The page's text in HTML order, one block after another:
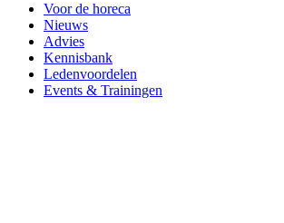
Voor de horeca
Nieuws
Advies
Kennisbank
Ledenvoordelen
Events & Trainingen